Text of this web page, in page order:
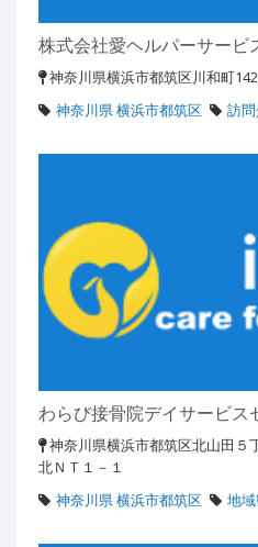
株式会社愛ヘルパーサービ
神奈川県横浜市都筑区川和町
神奈川県 横浜市都筑区
訪
わらび接骨院デイサービス
神奈川県横浜市都筑区北山田
北ＮＴ１－１
神奈川県 横浜市都筑区
地